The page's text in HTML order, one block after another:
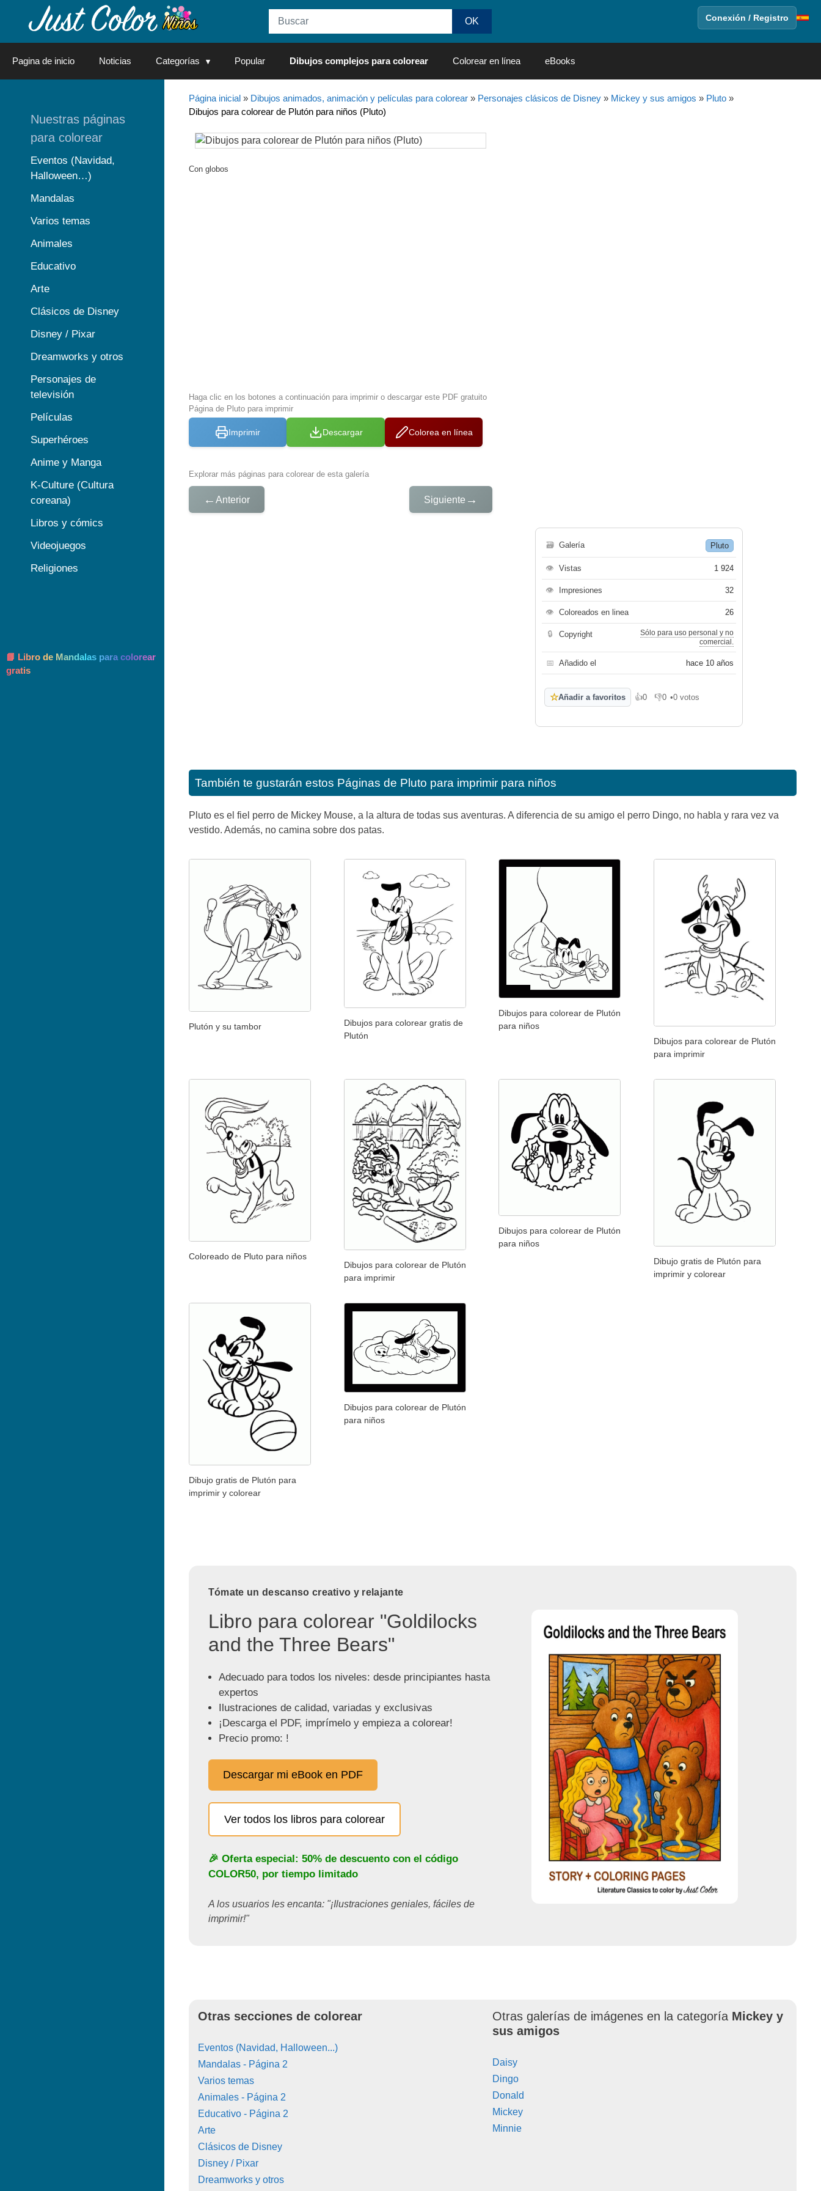
Conexión / Registro
Pagina de inicio Noticias Categorías Popular Dibujos complejos para colorear Colorear en línea eBooks
Página inicial» Dibujos animados, animación y películas para colorear» Personajes clásicos de Disney» Mickey y sus amigos » Pluto»
Dibujos para colorear de Plutón para niños (Pluto)
Con globos
Haga clic en los botones a continuación para imprimir o descargar este PDF gratuito
Página de Pluto para imprimir
Imprimir Descargar Colorea en línea
Explorar más páginas para colorear de esta galería
← Anterior Siguiente →
🗃 Galería Pluto
👁 Vistas 1 924
👁 Impresiones 32
👁 Coloreados en linea 26
🔒 Copyright
Sólo para uso personal y no
comercial.
📅 Añadido el hace 10 años
☆Añadir a favoritos 👍0
Me gusta
👎0
No me gusta
•0 votos
También te gustarán estos Páginas de Pluto para imprimir para niños
Pluto es el fiel perro de Mickey Mouse, a la altura de todas sus aventuras. A diferencia de su amigo el perro Dingo, no habla y rara vez va
vestido. Además, no camina sobre dos patas.
Plutón y su tambor
Dibujos para colorear gratis de
Plutón
Dibujos para colorear de Plutón
para niños
Dibujos para colorear de Plutón
para imprimir
Coloreado de Pluto para niños
Dibujos para colorear de Plutón
para imprimir
Dibujos para colorear de Plutón
para niños
Dibujo gratis de Plutón para
imprimir y colorear
Dibujo gratis de Plutón para
imprimir y colorear
Dibujos para colorear de Plutón
para niños
Tómate un descanso creativo y relajante
Libro para colorear "Goldilocks
and the Three Bears"
Adecuado para todos los niveles: desde principiantes hasta
expertos
Ilustraciones de calidad, variadas y exclusivas
¡Descarga el PDF, imprímelo y empieza a colorear!
Precio promo: !
Descargar mi eBook en PDF
Ver todos los libros para colorear
🎉 Oferta especial: 50% de descuento con el código
COLOR50, por tiempo limitado
A los usuarios les encanta: "¡Ilustraciones geniales, fáciles de
imprimir!"
Otras secciones de colorear
Eventos (Navidad, Halloween...)
Mandalas - Página 2
Varios temas
Animales - Página 2
Educativo - Página 2
Arte
Clásicos de Disney
Disney / Pixar
Dreamworks y otros
Otras galerías de imágenes en la categoría Mickey y
sus amigos
Daisy
Dingo
Donald
Mickey
Minnie
Nuestras páginas
para colorear
Eventos (Navidad,
Halloween…)
Mandalas
Varios temas
Animales
Educativo
Arte
Clásicos de Disney
Disney / Pixar
Dreamworks y otros
Personajes de
televisión
Películas
Superhéroes
Anime y Manga
K-Culture (Cultura
coreana)
Libros y cómics
Videojuegos
Religiones
📘 Libro de Mandalas para colorear
gratis